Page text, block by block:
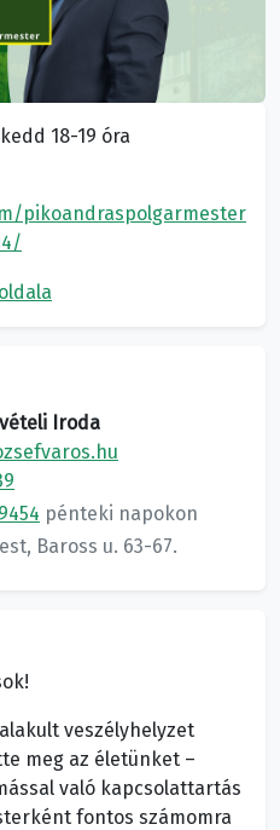
18-19 óra
pikoandraspolgarmester
Iroda
pénteki napokon
Baross u. 63-67.
veszélyhelyzet
meg az életünket –
való kapcsolattartás
fontos számomra